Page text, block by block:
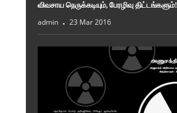
விவசாய நெருக்கடியும், பேரழிவு திட்டங்களும்!
admin 23 Mar 2016